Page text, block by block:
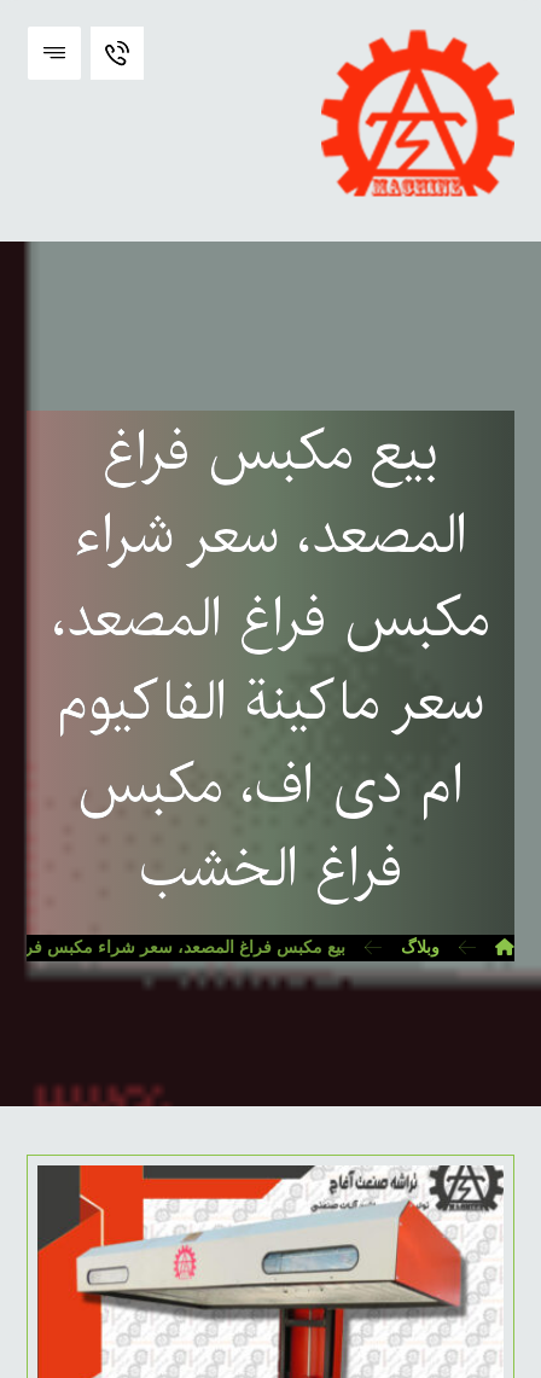
بيع مكبس فراغ
المصعد، سعر شراء
مكبس فراغ المصعد،
سعر ماكينة الفاكيوم
ام دی اف، مكبس
فراغ الخشب
وبلاگ بيع مكبس فراغ المصعد، سعر شراء مكبس فراغ